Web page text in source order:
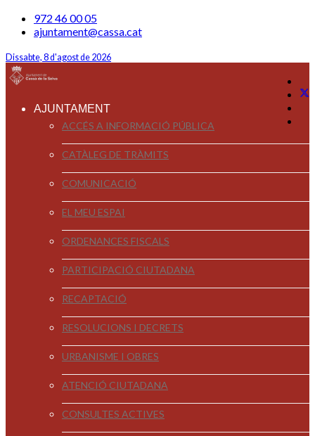
972 46 00 05
ajuntament@cassa.cat
Dissabte, 8 d'agost de 2026
AJUNTAMENT
ACCÉS A INFORMACIÓ PÚBLICA
CATÀLEG DE TRÀMITS
COMUNICACIÓ
EL MEU ESPAI
ORDENANCES FISCALS
PARTICIPACIÓ CIUTADANA
RECAPTACIÓ
RESOLUCIONS I DECRETS
URBANISME I OBRES
ATENCIÓ CIUTADANA
CONSULTES ACTIVES